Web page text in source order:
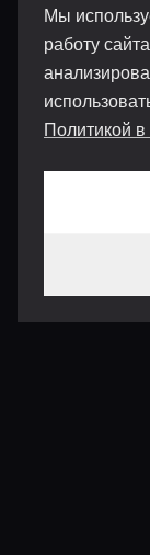
Мы
работу
Политикой